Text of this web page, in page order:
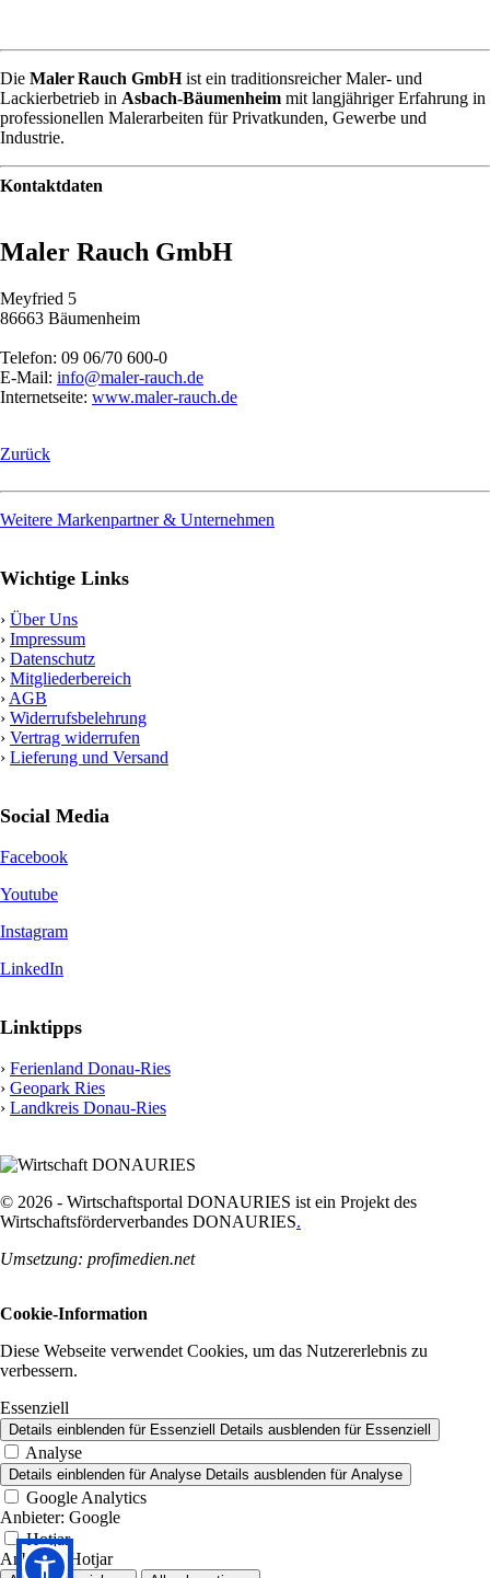
Die Maler Rauch GmbHist ein traditionsreicher Maler‑ und
Lackierbetrieb in Asbach‑Bäumenheim mit langjähriger Erfahrung in
professionellen Malerarbeiten für Privatkunden, Gewerbe und
Industrie.
Kontaktdaten
Maler Rauch GmbH
Meyfried 5
86663 Bäumenheim
Telefon: 09 06/70 600-0
E-Mail: info@maler-rauch.de
Internetseite: www.maler-rauch.de
Zurück
Weitere Markenpartner & Unternehmen
Wichtige Links
› Über Uns
› Impressum
› Datenschutz
› Mitgliederbereich
› AGB
› Widerrufsbelehrung
› Vertrag widerrufen
› Lieferung und Versand
Social Media
Facebook
Youtube
Instagram
LinkedIn
Linktipps
› Ferienland Donau-Ries
› Geopark Ries
› Landkreis Donau-Ries
© 2026 - Wirtschaftsportal DONAURIES ist ein Projekt des
Wirtschaftsförderverbandes DONAURIES.
Umsetzung: profimedien.net
Cookie-Information
Diese Webseite verwendet Cookies, um das Nutzererlebnis zu
verbessern.
Essenziell
Details einblenden für Essenziell Details ausblenden für Essenziell
Analyse
Details einblenden für Analyse Details ausblenden für Analyse
Google Analytics
Anbieter: Google
Hotjar
Anbieter: Hotjar